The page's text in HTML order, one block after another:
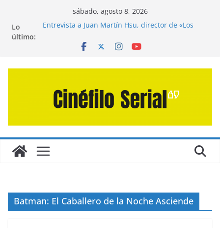
contenido
sábado, agosto 8, 2026
Lo
último:
Entrevista a Juan Martín Hsu, director de «Los
Crítica de «El Día D: Bajo Presión» de Anthony
Crítica de «La Odisea» de Christopher Nolan
(2026)
Batman: El Caballero de la Noche Asciende